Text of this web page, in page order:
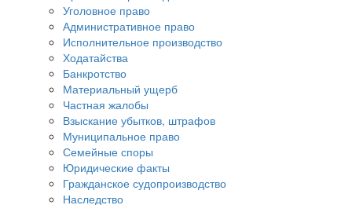
Уголовное право
Административное право
Исполнительное производство
Ходатайства
Банкротство
Материальный ущерб
Частная жалобы
Взыскание убытков, штрафов
Муниципальное право
Семейные споры
Юридические факты
Гражданское судопроизводство
Наследство